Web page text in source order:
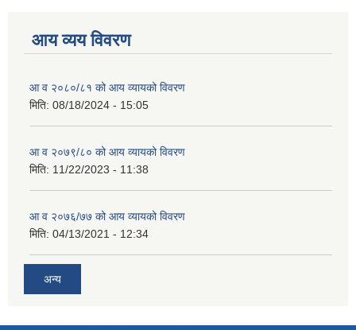
आय व्यय विवरण
आ व २०८०/८१ को आय व्यायको विवरण
मिति: 08/18/2024 - 15:05
आ व २०७९/८० को आय व्यायको विवरण
मिति: 11/22/2023 - 11:38
आ व २०७६/७७ को आय व्यायको विवरण
मिति: 04/13/2021 - 12:34
अन्य